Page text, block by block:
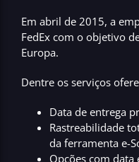
Em abril de 2015, a
FedEx com o objetivo
Europa.
Dentre os serviços
Data de entrega
Rastreabilidade
da ferramenta e-
Opções com data